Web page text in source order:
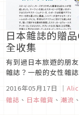
日本雜誌的贈
全收集
有到過日本旅遊的朋
雜誌？一般的女性雜
袋、美妝試用品等常
值更高的情況，
雜誌！
2016年05月17日 ｜
雜誌 、 日本雜貨 、 潮流 、